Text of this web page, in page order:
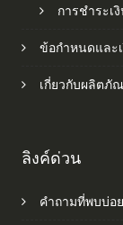
การชำระเ
ข้อกำหนดและ
เกี่ยวกับผลิตภั
ลิงค์ด่วน
คำถามที่พบบ่อย